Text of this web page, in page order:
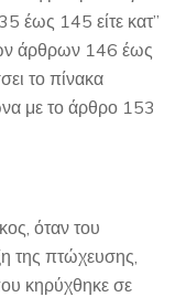
όταν του
της πτώχευσης,
κηρύχθηκε σε